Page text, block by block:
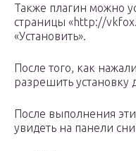
Также плагин можно
страницы «http://
«Установить».
После того, как
разрешить установку
После выполнения
увидеть на панели